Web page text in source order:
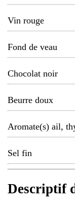
Vin rouge
Fond de veau
Chocolat noir
Beurre doux
Aromate(s) ail,
Sel fin
Descriptif